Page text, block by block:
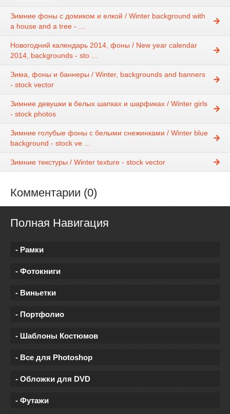
Зимние фоны с домиком и елкой / Winter background with
a house and a tree - ...
Новогодний календарь 2014, фоны / New year calendar
2014, backgrounds - sto ...
Зима, фоны и баннеры / Winter, backgrounds and banners
- stock vector
Зимние девушки в белых шапках и шарфиках / Winter girls
- stock photos
Зимние голубые фоны с белыми снежинками / Winter blue
background - stock ve ...
Зимние текстуры / Winter texture - stock vector
Комментарии (0)
Полная Навигация
- Рамки
- Фотокниги
- Виньетки
- Портфолио
- Шаблоны Костюмов
- Все для Photoshop
- Обложки для DVD
- Футажи